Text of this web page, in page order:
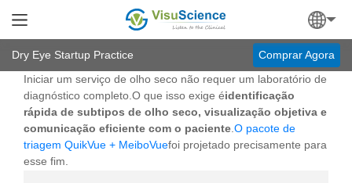
Dry Eye Startup Practice
Comprar Agora
Iniciar um serviço de olho seco não requer um laboratório de
diagnóstico completo.O que isso exige éidentificação
rápida de subtipos de olho seco, visualização objetiva e
comunicação eficiente com o paciente O pacote de
triagem QuikVue + MeiboVuefoi projetado precisamente para
esse fim.